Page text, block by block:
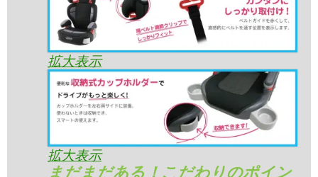
拡大表示
拡大表示
まだまだある！こだわりのポイン